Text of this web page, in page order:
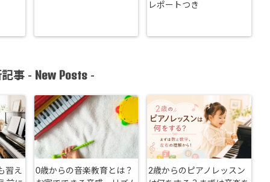
レポートつき
事 - New Posts -
習え
0歳からの音楽教育とは？
2歳からのピアノレッスン